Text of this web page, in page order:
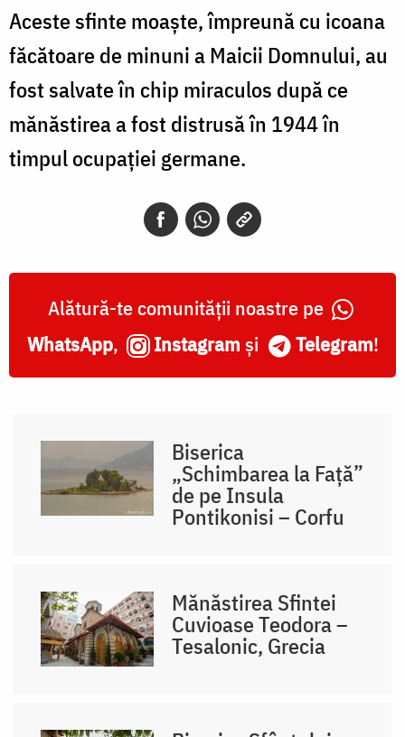
Aceste sfinte moaște, împreună cu icoana
făcătoare de minuni a Maicii Domnului, au
fost salvate în chip miraculos după ce
mănăstirea a fost distrusă în 1944 în
timpul ocupației germane.
Alătură-te comunității noastre pe
WhatsApp, Instagram și Telegram!
Biserica
„Schimbarea la Față”
de pe Insula
Pontikonisi – Corfu
Mănăstirea Sfintei
Cuvioase Teodora –
Tesalonic, Grecia